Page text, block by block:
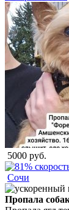
5000 руб.
Сочи
Пропала